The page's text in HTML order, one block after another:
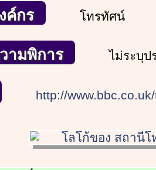
ค์กร โทรทัศน์
ามพิการ ไม่ระบุป
http://